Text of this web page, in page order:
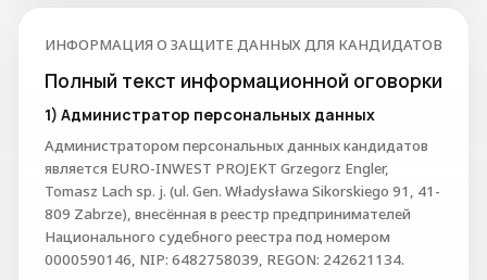
ИНФОРМАЦИЯ О ЗАЩИТЕ ДАННЫХ ДЛЯ КАНДИДАТОВ
Полный текст информационной оговорки
1) Администратор персональных данных
Администратором персональных данных кандидатов
является EURO-INWEST PROJEKT Grzegorz Engler,
Tomasz Lach sp. j. (ul. Gen. Władysława Sikorskiego 91, 41-
809 Zabrze), внесённая в реестр предпринимателей
Национального судебного реестра под номером
0000590146, NIP: 6482758039, REGON: 242621134.